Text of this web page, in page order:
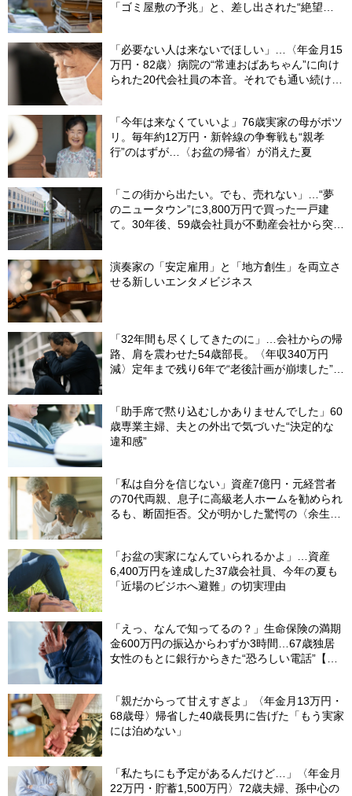
「ゴミ屋敷の予兆」と、差し出された“絶望の
「必要ない人は来ないでほしい」…〈年金月15
万円・82歳〉病院の“常連おばあちゃん”に向け
られた20代会社員の本音。それでも通い続ける
「今年は来なくていいよ」76歳実家の母がポツ
リ。毎年約12万円・新幹線の争奪戦も“親孝
行”のはずが…〈お盆の帰省〉が消えた夏
「この街から出たい。でも、売れない」…“夢
のニュータウン”に3,800万円で買った一戸建
て。30年後、59歳会社員が不動産会社から突き
演奏家の「安定雇用」と「地方創生」を両立さ
せる新しいエンタメビジネス
「32年間も尽くしてきたのに」…会社からの帰
路、肩を震わせた54歳部長。〈年収340万円
減〉定年まで残り6年で“老後計画が崩壊した”ワ
「助手席で黙り込むしかありませんでした」60
歳専業主婦、夫との外出で気づいた“決定的な
違和感”
「私は自分を信じない」資産7億円・元経営者
の70代両親、息子に高級老人ホームを勧められ
るも、断固拒否。父が明かした驚愕の〈余生計
「お盆の実家になんていられるかよ」…資産
6,400万円を達成した37歳会社員、今年の夏も
「近場のビジホへ避難」の切実理由
「えっ、なんで知ってるの？」生命保険の満期
金600万円の振込からわずか3時間…67歳独居
女性のもとに銀行からきた“恐ろしい電話”【FP
「親だからって甘えすぎよ」〈年金月13万円・
68歳母〉帰省した40歳長男に告げた「もう実家
には泊めない」
「私たちにも予定があるんだけど…」〈年金月
22万円・貯蓄1,500万円〉72歳夫婦、孫中心の